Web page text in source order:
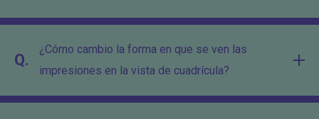
Q.
¿Cómo cambio la forma en que se ven las
impresiones en la vista de cuadrícula?